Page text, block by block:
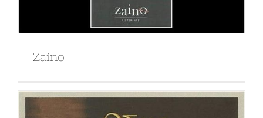
Zaino